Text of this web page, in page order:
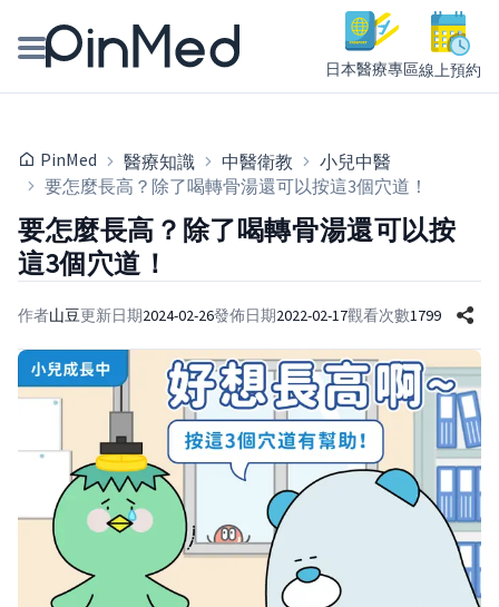
日本醫療專區線上預約
醫師專欄專訪
健康主題館
PinMed 醫療知識 中醫衛教
小兒中醫
要怎麼長高？除了喝轉骨湯還可以按這3個穴道！
要怎麼長高？除了喝轉骨湯還可以按
這3個穴道！
作者山豆更新日期2024-02-26發佈日期2022-02-17觀看次數1799